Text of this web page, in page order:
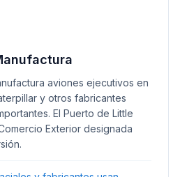
aviones ejecutivos en
y otros fabricantes
El Puerto de Little
Exterior designada